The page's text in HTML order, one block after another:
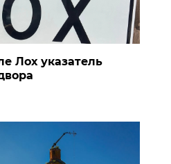
Лох указатель